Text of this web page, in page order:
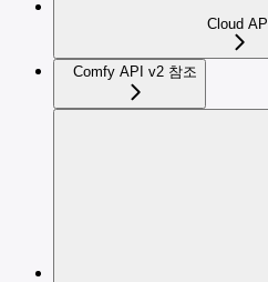
Cloud API
Comfy API v2 참조